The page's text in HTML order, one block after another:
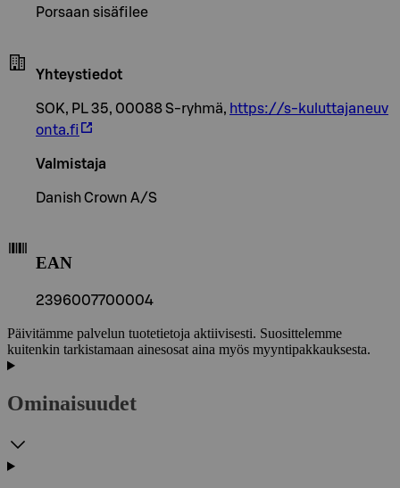
Porsaan sisäfilee
Yhteystiedot
SOK, PL 35, 00088 S-ryhmä, https://s-kuluttajaneuv
onta.fi
Valmistaja
Danish Crown A/S
EAN
2396007700004
Päivitämme palvelun tuotetietoja aktiivisesti. Suosittelemme
kuitenkin tarkistamaan ainesosat aina myös myyntipakkauksesta.
Ominaisuudet